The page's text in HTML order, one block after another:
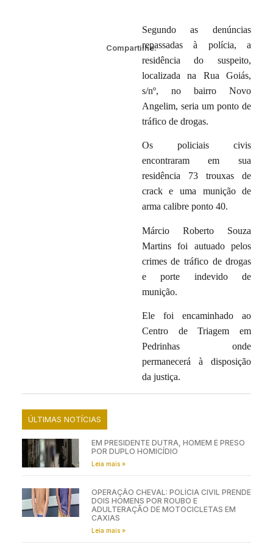
Compartilhe:
Segundo as denúncias
repassadas à polícia, a
residência do suspeito,
localizada na Rua Goiás,
s/nº, no bairro Novo
Angelim, seria um ponto de
tráfico de drogas.
Os policiais civis
encontraram em sua
residência 73 trouxas de
crack e uma munição de
arma calibre ponto 40.
Márcio Roberto Souza
Martins foi autuado pelos
crimes de tráfico de drogas
e porte indevido de
munição.
Ele foi encaminhado ao
Centro de Triagem em
Pedrinhas onde
permanecerá à disposição
da justiça.
ÚLTIMAS NOTÍCIAS
EM PRESIDENTE DUTRA, HOMEM É PRESO
POR DUPLO HOMICÍDIO
Leia mais »
OPERAÇÃO CHEVAL: POLÍCIA CIVIL PRENDE
DOIS HOMENS POR ROUBO E
ADULTERAÇÃO DE MOTOCICLETAS EM
CAXIAS
Leia mais »